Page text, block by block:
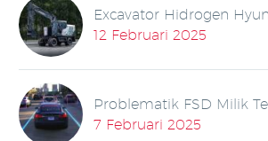
Excavator Hidrogen
12 Februari 2025
Problematik FSD Milik
7 Februari 2025